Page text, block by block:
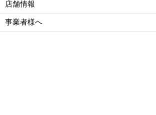
店舗情報
事業者様へ